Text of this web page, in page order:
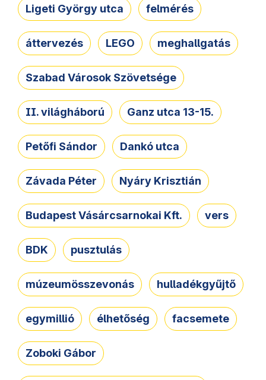
Ligeti György utca felmérés
áttervezés LEGO meghallgatás
Szabad Városok Szövetsége
II. világháború Ganz utca 13-15.
Petőfi Sándor Dankó utca
Závada Péter Nyáry Krisztián
Budapest Vásárcsarnokai Kft. vers
BDK pusztulás
múzeumösszevonás hulladékgyűjtő
egymillió élhetőség facsemete
Zoboki Gábor